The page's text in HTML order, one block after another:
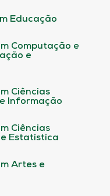
Educação
Computação e
e
Ciências
Informação
Ciências
Estatística
Artes e